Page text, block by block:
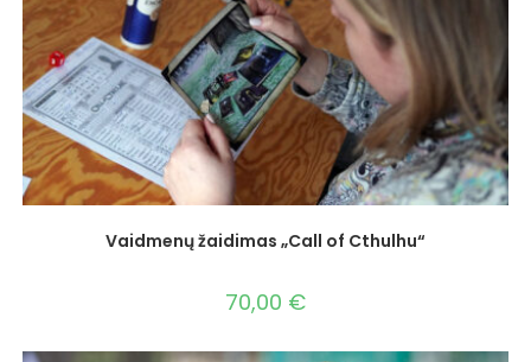
Vaidmenų žaidimas „Call of Cthulhu“
70,00 €